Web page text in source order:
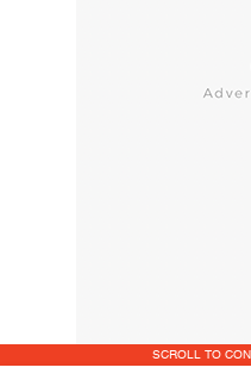
SCROLL TO